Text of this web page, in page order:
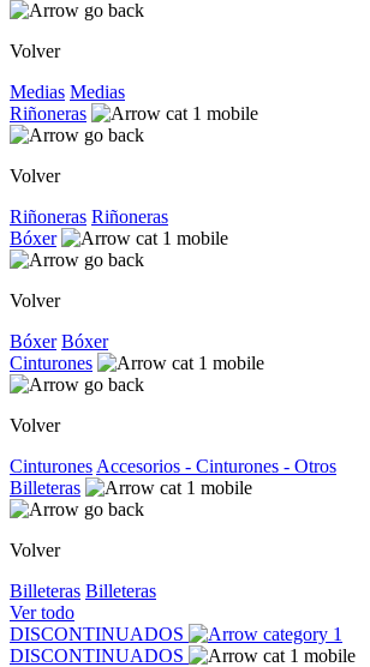
Volver
Medias Medias
Riñoneras
Volver
Riñoneras Riñoneras
Bóxer
Volver
Bóxer Bóxer
Cinturones
Volver
Cinturones Accesorios - Cinturones - Otros
Billeteras
Volver
Billeteras Billeteras
Ver todo
DISCONTINUADOS
DISCONTINUADOS